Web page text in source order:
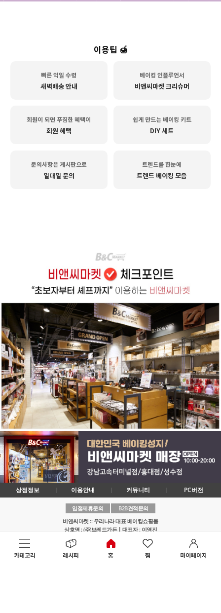
카테고리 레시피 홈 찜 마이페이지
이용팁 🍯
빠른 익일 수령
새벽배송 안내
베이킹 인플루언서
비앤씨마켓 크리슈머
회원이 되면 푸짐한 혜택이
회원 혜택
쉽게 만드는 베이킹 키트
DIY 세트
문의사항은 게시판으로
일대일 문의
트렌드를 한눈에
트렌드 베이킹 모음
상점정보 이용안내 커뮤니티 PC버전
입점제휴문의
B2B견적문의
비앤씨마켓 :: 우리나라 대표 베이킹쇼핑몰
상호명 : (주)브레드가든ㅣ대표자 : 이영진
사업장소재지 : 서울 서초구 신반포로 194, 부속상가동 2층 대형 1호
사업자등록No. : 314-81-18204
통신판매업신고번호 : 2017-서울서초-0195